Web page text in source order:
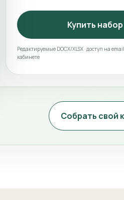
Купить
Редактируемые DOCX/XLSX · доступ на
кабинете
Собрать свой